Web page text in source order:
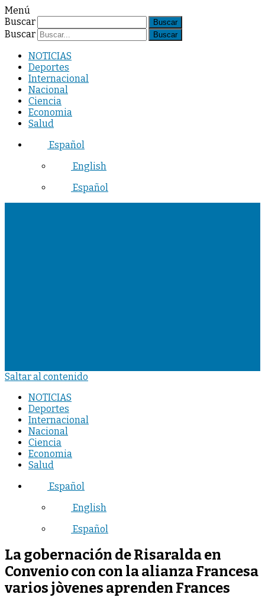
Menú
Buscar
Buscar
NOTICIAS
Deportes
Internacional
Nacional
Ciencia
Economia
Salud
Español
English
Español
Saltar al contenido
NOTICIAS
Deportes
Internacional
Nacional
Ciencia
Economia
Salud
Español
English
Español
La gobernación de Risaralda en
Convenio con con la alianza Francesa
varios jòvenes aprenden Frances